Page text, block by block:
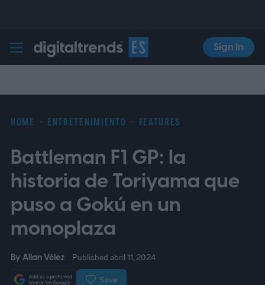
Digital Trends Español
Sign In
HOME ENTRETENIMIENTO FEATURES
Battleman F1 GP: la
historia de Toriyama que
puso a Gokú en un
monoplaza
ByAllan Vélez Published abril 11, 2024
Save